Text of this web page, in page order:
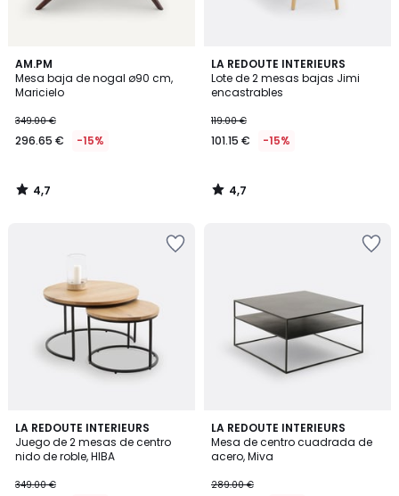
AM.PM
Mesa baja de nogal ø90 cm,
Maricielo
349.00 €
296.65 € -15%
4,7
/ 5
4,7
/
LA REDOUTE INTERIEURS
Lote de 2 mesas bajas Jimi
encastrables
119.00 €
101.15 € -15%
4,7
/ 5
4,7
/
LA REDOUTE INTERIEURS
Juego de 2 mesas de centro
nido de roble, HIBA
349.00 €
4,7
/ 5
LA REDOUTE INTERIEURS
Mesa de centro cuadrada de
acero, Miva
289.00 €
4,5
/ 5